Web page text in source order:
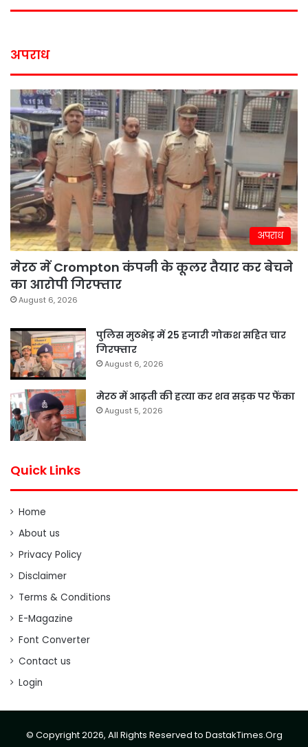
अपराध
अपराध
मेरठ में Crompton कंपनी के कूलर तैयार कर बेचने
का आरोपी गिरफ्तार
August 6, 2026
पुलिस मुठभेड़ में 25 हजारी गोकश सहित चार
गिरफ्तार
August 6, 2026
मेरठ में आढ़ती की हत्या कर शव सड़क पर फेंका
August 5, 2026
Quick Links
Home
About us
Privacy Policy
Disclaimer
Terms & Conditions
E-Magazine
Font Converter
Contact us
Login
© Copyright 2026, All Rights Reserved to DastakTimes.Org